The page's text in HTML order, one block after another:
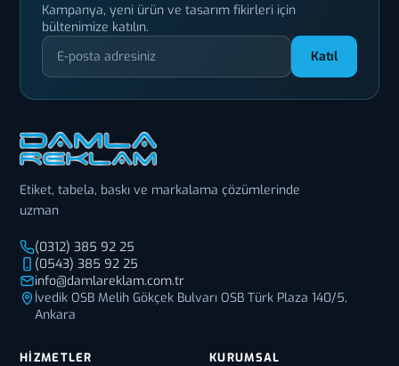
Kampanya, yeni ürün ve tasarım fikirleri için
bültenimize katılın.
Katıl
Etiket, tabela, baskı ve markalama çözümlerinde
uzman
(0312) 385 92 25
(0543) 385 92 25
info@damlareklam.com.tr
İvedik OSB Melih Gökçek Bulvarı OSB Türk Plaza 140/5,
Ankara
HIZMETLER KURUMSAL